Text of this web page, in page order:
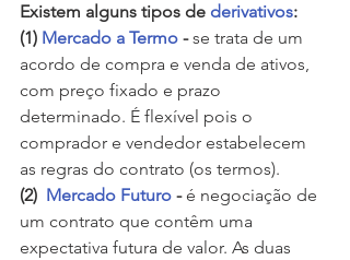
Existem alguns tipos de derivativos:
(1) Mercado a Termo - se trata de um
acordo de compra e venda de ativos,
com preço fixado e prazo
determinado. É flexível pois o
comprador e vendedor estabelecem
as regras do contrato (os termos).
(2) Mercado Futuro - é negociação de
um contrato que contêm uma
expectativa futura de valor. As duas